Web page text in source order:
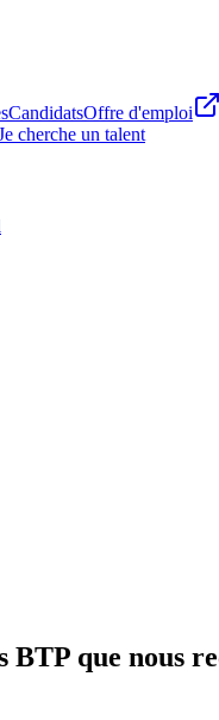
CandidatsOffre d'emploi
cherche un talent
BTP que nous